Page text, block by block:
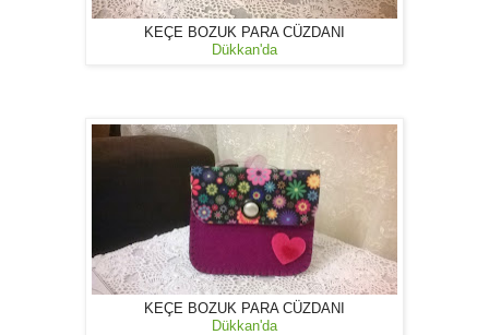
KEÇE BOZUK PARA CÜZDANI
Dükkan'da
KEÇE BOZUK PARA CÜZDANI
Dükkan'da